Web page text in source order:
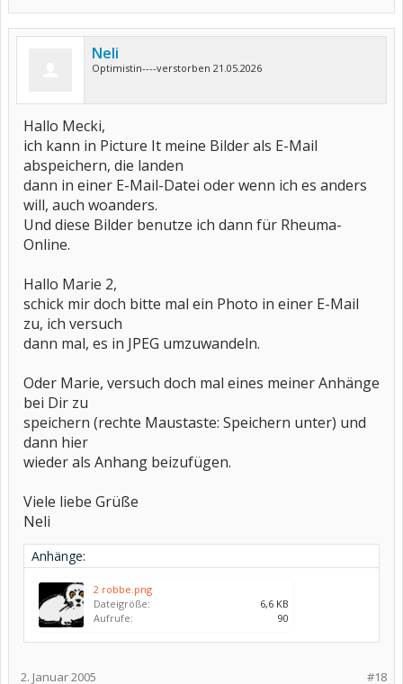
Neli
Optimistin----verstorben 21.05.2026
Hallo Mecki,
ich kann in Picture It meine Bilder als E-Mail
abspeichern, die landen
dann in einer E-Mail-Datei oder wenn ich es anders
will, auch woanders.
Und diese Bilder benutze ich dann für Rheuma-
Online.
Hallo Marie 2,
schick mir doch bitte mal ein Photo in einer E-Mail
zu, ich versuch
dann mal, es in JPEG umzuwandeln.
Oder Marie, versuch doch mal eines meiner Anhänge
bei Dir zu
speichern (rechte Maustaste: Speichern unter) und
dann hier
wieder als Anhang beizufügen.
Viele liebe Grüße
Neli
Anhänge:
2 robbe.png
Dateigröße:
6,6 KB
Aufrufe:
90
#18
2. Januar 2005